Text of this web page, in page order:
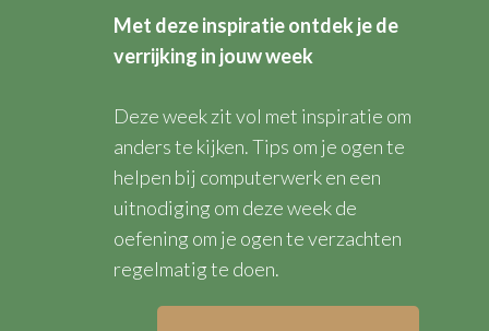
Met deze inspiratie ontdek je de
verrijking in jouw week
Deze week zit vol met inspiratie om
anders te kijken. Tips om je ogen te
helpen bij computerwerk en een
uitnodiging om deze week de
oefening om je ogen te verzachten
regelmatig te doen.